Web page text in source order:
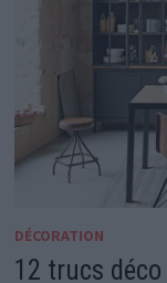
DÉCORATION
12 trucs